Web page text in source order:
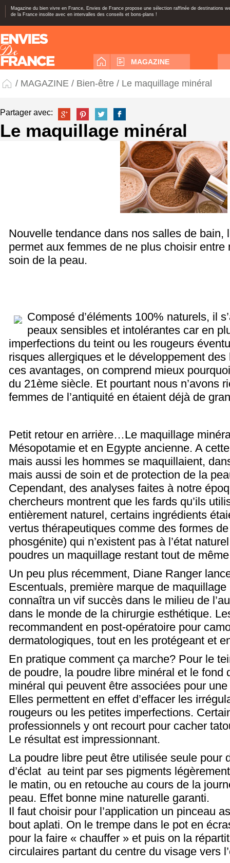
Magazine du bien vivre en France, Envies de France propose une sélection raffinée de destinations
de la France insolite avec en intervalles des conseils et bons-plans !
MAGAZINE
/ MAGAZINE / Bien-être / Le maquillage minéral
Partager avec:
Le maquillage minéral
Nouvelle tendance dans nos salles de bain,
permet aux femmes de ne plus choisir entre
soin de la peau.
Composé d’éléments 100% naturels, il
peaux sensibles et intolérantes car en
imperfections du teint ou les rougeurs
risques allergiques et le développement
ces avantages, on comprend mieux
du 21ème siècle. Et pourtant nous n’avons
femmes de l’antiquité en étaient déjà de
Petit retour en arrière…Le maquillage
Mésopotamie et en Egypte ancienne. A
mais aussi les hommes se maquillaient,
mais aussi de soin et de protection de la
Cependant, des analyses faites à notre
chercheurs montrent que les fards qu’ils
entièrement naturel, certains ingrédients
vertus thérapeutiques comme des formes
phosgénite) qui n’existent pas à l’état
poudres un maquillage restant tout de
Un peu plus récemment, Diane Ranger
Escentuals, première marque de
connaîtra un vif succès dans le milieu de
dans le monde de la chirurgie esthétique.
recommandent en post-opératoire pour
dermatologiques, tout en les protégeant et
En pratique comment ça marche? Pour le
de poudre, la poudre libre minéral et le fond
minéral qui peuvent être associées pour
Elles permettent en effet d’effacer les
rougeurs ou les petites imperfections.
professionnels y ont recourt pour cacher
Le résultat est impressionnant.
La poudre libre peut être utilisée seule pour
d’éclat au teint par ses pigments
le matin, ou en retouche au cours de la
peau. Effet bonne mine naturelle garanti.
Il faut choisir pour l’application un pinceau
bout aplati. On le trempe dans le pot en
pour la faire « chauffer » et puis on la
circulaires partant du centre du visage vers